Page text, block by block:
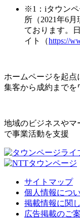
※1：iタウンペ
所（2021年6
ております。
イト（https://
ホームページを起点
集客から成約までを
地域のビジネスやマ
で事業活動を支援
サイトマップ
個人情報につ
掲載情報に関
広告掲載のご